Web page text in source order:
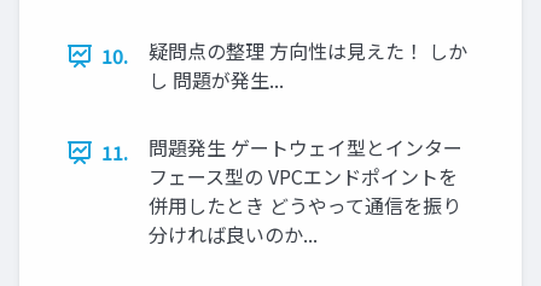
10.
疑問点の整理 方向性は見えた！ しか
し 問題が発生...
11.
問題発生 ゲートウェイ型とインター
フェース型の VPCエンドポイントを
併用したとき どうやって通信を振り
分ければ良いのか...